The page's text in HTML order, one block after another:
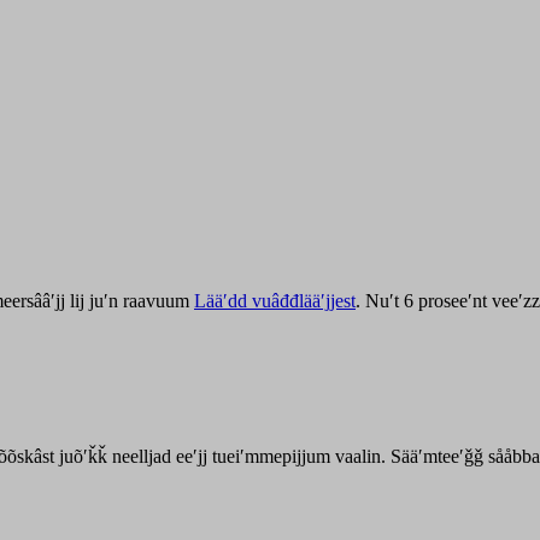
lij juʹn raavuum Lääʹdd vuâđđlääʹjjest. Nuʹt 6 proseeʹnt
juõʹǩǩ neelljad eeʹjj tueiʹmmepijjum vaalin. Sääʹmteeʹǧǧ